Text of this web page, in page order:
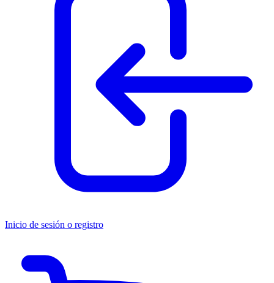
Inicio de sesión o registro